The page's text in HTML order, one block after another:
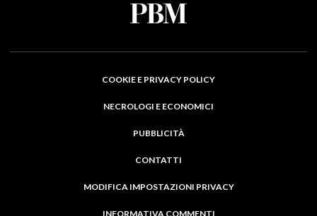
COOKIE E PRIVACY POLICY
NECROLOGI E ECONOMICI
PUBBLICITÀ
CONTATTI
MODIFICA IMPOSTAZIONI PRIVACY
INFORMATIVA COMMENTI